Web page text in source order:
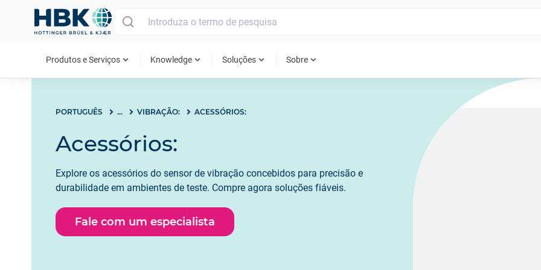
Produtos e Serviços expand_more Knowledge expand_more Soluções expand_more Sobre expand_more
PORTUGUÊS ... VIBRAÇÃO: ACESSÓRIOS:
Acessórios:
Explore os acessórios do sensor de vibração concebidos para precisão e
durabilidade em ambientes de teste. Compre agora soluções fiáveis.
Fale com um especialista